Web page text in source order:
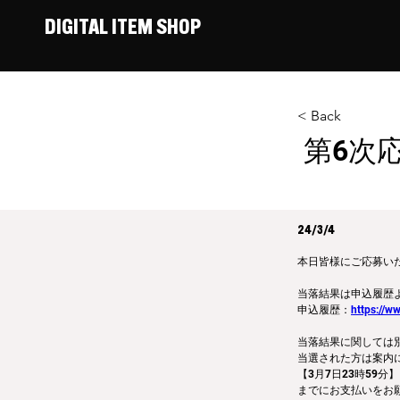
DIGITAL ITEM SHOP
< Back
第6次
24/3/4
本日皆様にご応募い
当落結果は申込履歴
申込履歴： https://
当落結果に関しては
当選された方は案内
【3月7日23時59分】
までにお支払いをお